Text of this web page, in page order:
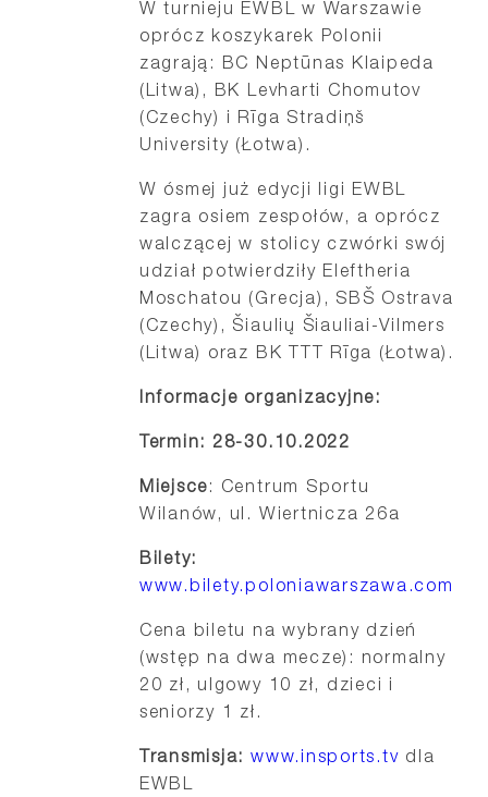
W turnieju EWBL w Warszawie
oprócz koszykarek Polonii
zagrają: BC Neptūnas Klaipeda
(Litwa), BK Levharti Chomutov
(Czechy) i Rīga Stradiņš
University (Łotwa).
W ósmej już edycji ligi EWBL
zagra osiem zespołów, a oprócz
walczącej w stolicy czwórki swój
udział potwierdziły Eleftheria
Moschatou (Grecja), SBŠ Ostrava
(Czechy), Šiaulių Šiauliai-Vilmers
(Litwa) oraz BK TTT Rīga (Łotwa).
Informacje organizacyjne:
Termin: 28-30.10.2022
Miejsce: Centrum Sportu
Wilanów, ul. Wiertnicza 26a
Bilety:
www.bilety.poloniawarszawa.com
Cena biletu na wybrany dzień
(wstęp na dwa mecze): normalny
20 zł, ulgowy 10 zł, dzieci i
seniorzy 1 zł.
Transmisja: www.insports.tv dla
EWBL